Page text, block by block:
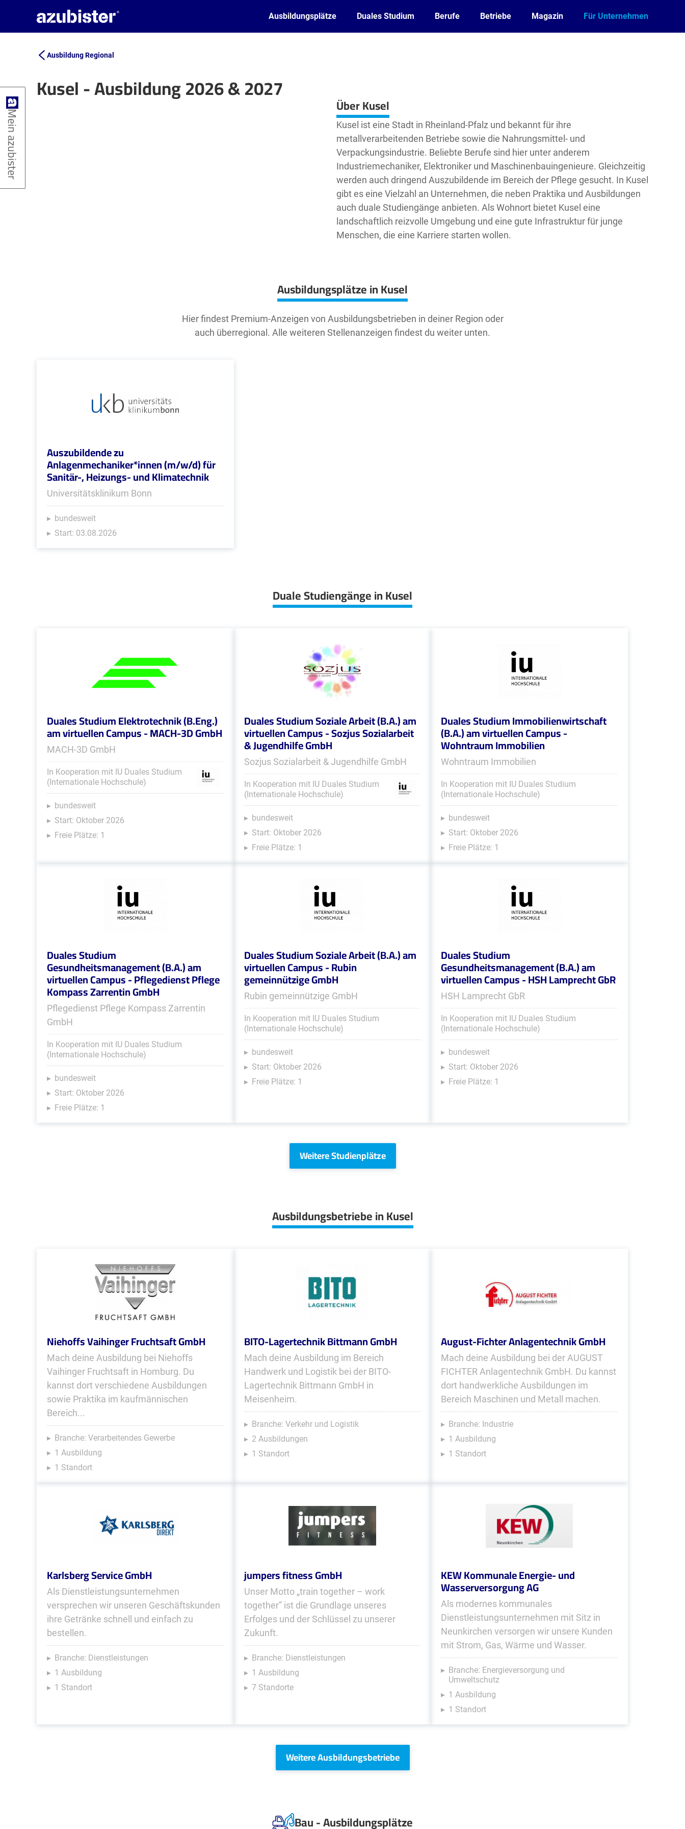
Ausbildungsplätze Duales Studium Berufe Betriebe Magazin Für Unternehmen
Ausbildung Regional
Kusel - Ausbildung 2026 & 2027
Leaflet| ©OpenStreetMap2 Über Kusel
Kusel ist eine Stadt in Rheinland-Pfalz und bekannt für ihre
metallverarbeitenden Betriebe sowie die Nahrungsmittel- und
Verpackungsindustrie. Beliebte Berufe sind hier unter anderem
Industriemechaniker, Elektroniker und Maschinenbauingenieure. Gleichzeitig
werden auch dringend Auszubildende im Bereich der Pflege gesucht. In Kusel
gibt es eine Vielzahl an Unternehmen, die neben Praktika und Ausbildungen
auch duale Studiengänge anbieten. Als Wohnort bietet Kusel eine
landschaftlich reizvolle Umgebung und eine gute Infrastruktur für junge
Menschen, die eine Karriere starten wollen.
Ausbildungsplätze in Kusel
Hier findest Premium-Anzeigen von Ausbildungsbetrieben in deiner Region oder
auch überregional. Alle weiteren Stellenanzeigen findest du weiter unten.
Auszubildende zu
Anlagenmechaniker*innen (m/w/d) für
Sanitär-, Heizungs- und Klimatechnik
Universitätsklinikum Bonn
bundesweit
Start: 03.08.2026
Duale Studiengänge in Kusel
Duales Studium Elektrotechnik (B.Eng.)
am virtuellen Campus - MACH-3D GmbH
MACH-3D GmbH
In Kooperation mit IU Duales Studium
(Internationale Hochschule)
bundesweit
Start: Oktober 2026
Freie Plätze: 1
Duales Studium Soziale Arbeit (B.A.) am
virtuellen Campus - Sozjus Sozialarbeit
& Jugendhilfe GmbH
Sozjus Sozialarbeit & Jugendhilfe GmbH
In Kooperation mit IU Duales Studium
(Internationale Hochschule)
bundesweit
Start: Oktober 2026
Freie Plätze: 1
Duales Studium Immobilienwirtschaft
(B.A.) am virtuellen Campus -
Wohntraum Immobilien
Wohntraum Immobilien
In Kooperation mit IU Duales Studium
(Internationale Hochschule)
bundesweit
Start: Oktober 2026
Freie Plätze: 1
Duales Studium
Gesundheitsmanagement (B.A.) am
virtuellen Campus - Pflegedienst Pflege
Kompass Zarrentin GmbH
Pflegedienst Pflege Kompass Zarrentin
GmbH
In Kooperation mit IU Duales Studium
(Internationale Hochschule)
bundesweit
Start: Oktober 2026
Freie Plätze: 1
Duales Studium Soziale Arbeit (B.A.) am
virtuellen Campus - Rubin
gemeinnützige GmbH
Rubin gemeinnützige GmbH
In Kooperation mit IU Duales Studium
(Internationale Hochschule)
bundesweit
Start: Oktober 2026
Freie Plätze: 1
Duales Studium
Gesundheitsmanagement (B.A.) am
virtuellen Campus - HSH Lamprecht GbR
HSH Lamprecht GbR
In Kooperation mit IU Duales Studium
(Internationale Hochschule)
bundesweit
Start: Oktober 2026
Freie Plätze: 1
Weitere Studienplätze
Ausbildungsbetriebe in Kusel
Niehoffs Vaihinger Fruchtsaft GmbH
Mach deine Ausbildung bei Niehoffs
Vaihinger Fruchtsaft in Homburg. Du
kannst dort verschiedene Ausbildungen
sowie Praktika im kaufmännischen
Bereich...
Branche: Verarbeitendes Gewerbe
1 Ausbildung
1 Standort
BITO-Lagertechnik Bittmann GmbH
Mach deine Ausbildung im Bereich
Handwerk und Logistik bei der BITO-
Lagertechnik Bittmann GmbH in
Meisenheim.
Branche: Verkehr und Logistik
2 Ausbildungen
1 Standort
August-Fichter Anlagentechnik GmbH
Mach deine Ausbildung bei der AUGUST
FICHTER Anlagentechnik GmbH. Du kannst
dort handwerkliche Ausbildungen im
Bereich Maschinen und Metall machen.
Branche: Industrie
1 Ausbildung
1 Standort
Karlsberg Service GmbH
Als Dienstleistungsunternehmen
versprechen wir unseren Geschäftskunden
ihre Getränke schnell und einfach zu
bestellen.
Branche: Dienstleistungen
1 Ausbildung
1 Standort
jumpers fitness GmbH
Unser Motto „train together – work
together” ist die Grundlage unseres
Erfolges und der Schlüssel zu unserer
Zukunft.
Branche: Dienstleistungen
1 Ausbildung
7 Standorte
KEW Kommunale Energie- und
Wasserversorgung AG
Als modernes kommunales
Dienstleistungsunternehmen mit Sitz in
Neunkirchen versorgen wir unsere Kunden
mit Strom, Gas, Wärme und Wasser.
Branche: Energieversorgung und
Umweltschutz
1 Ausbildung
1 Standort
Weitere Ausbildungsbetriebe
Bau - Ausbildungsplätze
Mein azubister